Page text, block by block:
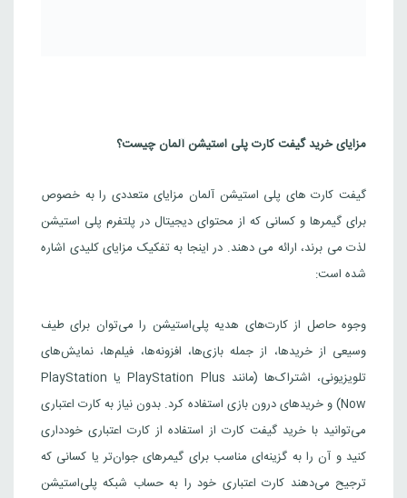
مزایای خرید گیفت کارت پلی استیشن آلمان چیست؟
گیفت کارت های پلی استیشن آلمان مزایای متعددی را به خصوص
برای گیمرها و کسانی که از محتوای دیجیتال در پلتفرم پلی استیشن
لذت می برند، ارائه می دهند. در اینجا به تفکیک مزایای کلیدی اشاره
شده است:
وجوه حاصل از کارت‌های هدیه پلی‌استیشن را می‌توان برای طیف
وسیعی از خریدها، از جمله بازی‌ها، افزونه‌ها، فیلم‌ها، نمایش‌های
تلویزیونی، اشتراک‌ها (مانند PlayStation Plus یا PlayStation
Now) و خریدهای درون بازی استفاده کرد. بدون نیاز به کارت اعتباری
می‌توانید با خرید گیفت کارت از استفاده از کارت اعتباری خودداری
کنید و آن را به گزینه‌ای مناسب برای گیمرهای جوان‌تر یا کسانی که
ترجیح می‌دهند کارت اعتباری خود را به حساب شبکه پلی‌استیشن